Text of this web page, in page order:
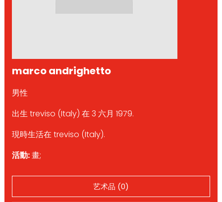
marco andrighetto
男性
出生 treviso (Italy) 在 3 六月 1979.
現時生活在 treviso (Italy).
活動:畫;
艺术品 (0)